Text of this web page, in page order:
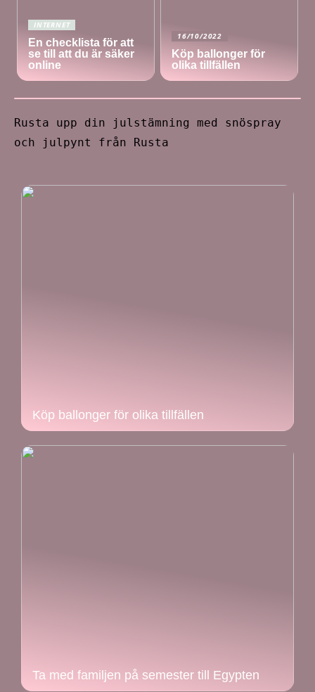
INTERNET
En checklista för att
se till att du är säker
online
16/10/2022
Köp ballonger för
olika tillfällen
Rusta upp din julstämning med snöspray
och julpynt från Rusta
Köp ballonger för olika tillfällen
Ta med familjen på semester till Egypten